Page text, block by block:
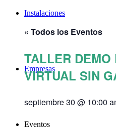
Instalaciones
Empresas
Eventos
« Todos los Eventos
TALLER DEMO
VIRTUAL SIN
septiembre 30 @ 10:00